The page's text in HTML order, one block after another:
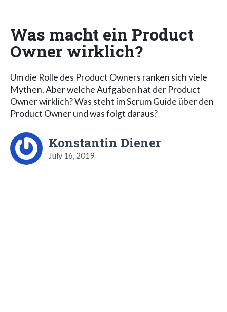
Was macht ein Product
Owner wirklich?
Um die Rolle des Product Owners ranken sich viele
Mythen. Aber welche Aufgaben hat der Product
Owner wirklich? Was steht im Scrum Guide über den
Product Owner und was folgt daraus?
Konstantin Diener
July 16, 2019